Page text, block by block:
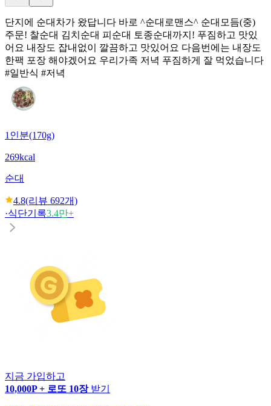
단지에 순대차가 왔답니다 바로 ^순대로맨스^ 순대모듬(중)
주문! 찰순대 김치순대 피순대 토종순대까지! 푸짐하고 맛있
어요 내장도 잡내없이 깔끔하고 맛있어요 다음번에는 내장도
한팩 포장 해야겠어요 우리가족 저녁 푸짐하게 잘 먹었습니다
#일반식 #저녁
1인분(170g)
269kcal
순대
4.8(리뷰 692개)
·식단기록3.4만+
지금 가입하고
10,000P + 로또 10장 받기